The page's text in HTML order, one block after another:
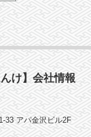
け】会社情報
33 アパ金沢ビル2F